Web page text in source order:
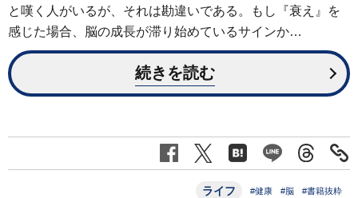
と嘆く人がいるが、それは勘違いである。もし『衰え』を
感じた場合、脳の成長が滞り始めているサインか…
続きを読む
ライフ #健康 #脳 #書籍抜粋